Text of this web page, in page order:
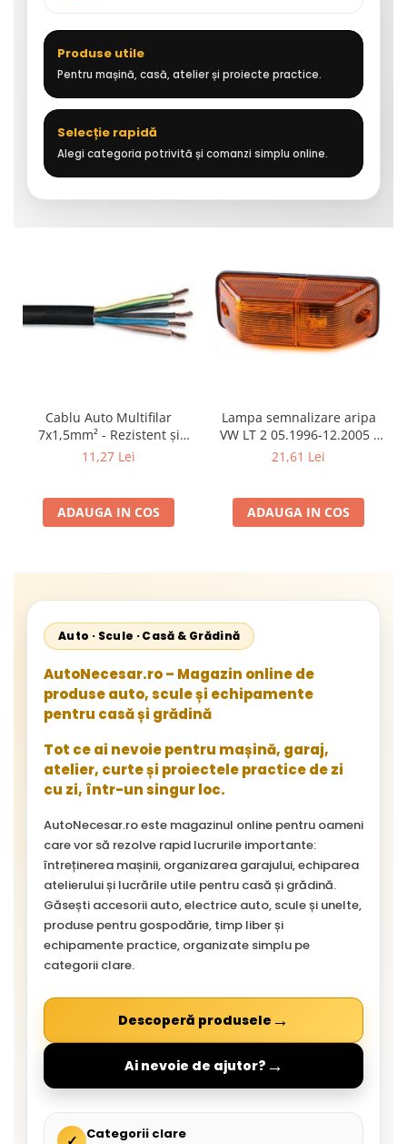
Produse utile
Pentru mașină, casă, atelier și proiecte practice.
Selecție rapidă
Alegi categoria potrivită și comanzi simplu online.
Cablu Auto Multifilar
7x1,5mm² - Rezistent și
Flexibil pentru Remorci 12V-
11,27 Lei
ADAUGA IN COS
Lampa semnalizare aripa
VW LT 2 05.1996-12.2005 ;
Mercedes Sprinter 1995-
Neoplan Euroliner,
Starliner,Centroliner,
21,61 Lei
ADAUGA IN COS
Auto · Scule · Casă & Grădină
AutoNecesar.ro – Magazin online de
produse auto, scule și echipamente
pentru casă și grădină
Tot ce ai nevoie pentru mașină, garaj,
atelier, curte și proiectele practice de zi
cu zi, într-un singur loc.
AutoNecesar.ro este magazinul online pentru oameni
care vor să rezolve rapid lucrurile importante:
întreținerea mașinii, organizarea garajului, echiparea
atelierului și lucrările utile pentru casă și grădină.
Găsești accesorii auto, electrice auto, scule și unelte,
produse pentru gospodărie, timp liber și
echipamente practice, organizate simplu pe
categorii clare.
Descoperă produsele →
Ai nevoie de ajutor? →
Categorii clare